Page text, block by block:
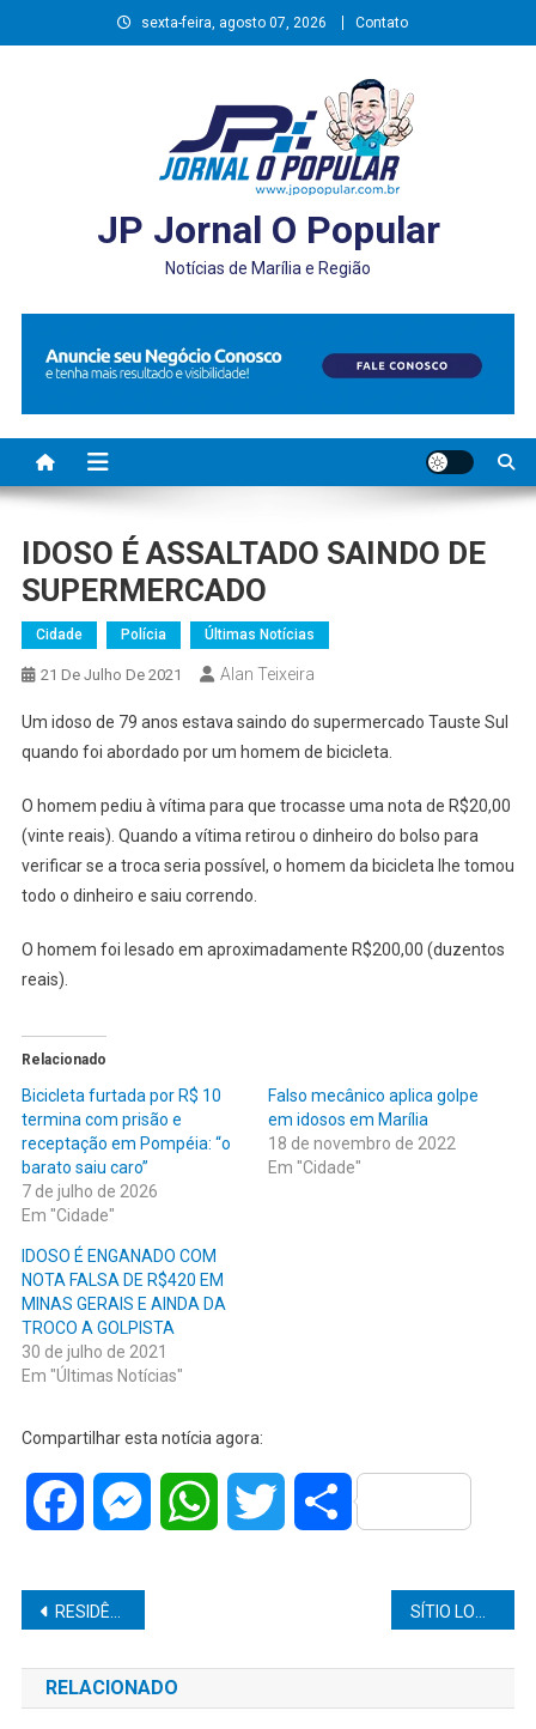
to
sexta-feira, agosto 07, 2026 Contato
JP Jornal O Popular
Notícias de Marília e Região
IDOSO É ASSALTADO SAINDO DE
SUPERMERCADO
Cidade Polícia Últimas Notícias
21 De Julho De 2021 Alan Teixeira
Um idoso de 79 anos estava saindo do supermercado Tauste Sul
quando foi abordado por um homem de bicicleta.
O homem pediu à vítima para que trocasse uma nota de R$20,00
(vinte reais). Quando a vítima retirou o dinheiro do bolso para
verificar se a troca seria possível, o homem da bicicleta lhe tomou
todo o dinheiro e saiu correndo.
O homem foi lesado em aproximadamente R$200,00 (duzentos
reais).
Relacionado
Bicicleta furtada por R$ 10
termina com prisão e
receptação em Pompéia: “o
barato saiu caro”
7 de julho de 2026
Em "Cidade"
Falso mecânico aplica golpe
em idosos em Marília
18 de novembro de 2022
Em "Cidade"
IDOSO É ENGANADO COM
NOTA FALSA DE R$420 EM
MINAS GERAIS E AINDA DA
TROCO A GOLPISTA
30 de julho de 2021
Em "Últimas Notícias"
Compartilhar esta notícia agora:
Facebook MessengerWhatsAppTwitter Share
Navegação
de
Post
RESIDÊNCIA É FURTADA NESSA TERÇA-FEIRA (20) EM MARÍLIA SÍTIO LOCALIZADO NA BR 153 É INVADIDO E FURTADO
RELACIONADO